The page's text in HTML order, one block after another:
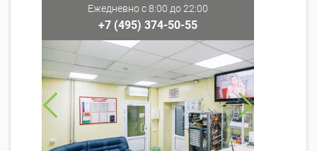
Ежедневно с 8:00 до 22:00
+7 (495) 374-50-55